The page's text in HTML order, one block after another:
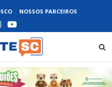
NOSSOS PARCEIROS